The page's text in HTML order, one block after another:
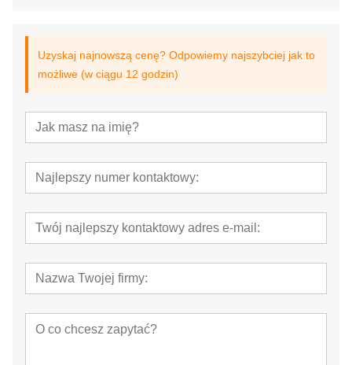
Uzyskaj najnowszą cenę? Odpowiemy najszybciej jak to
możliwe (w ciągu 12 godzin)